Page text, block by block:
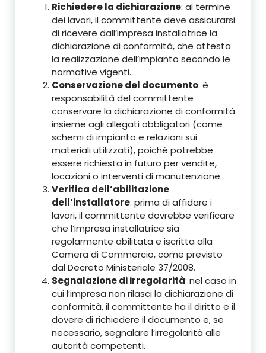
Richiedere la dichiarazione: al termine
dei lavori, il committente deve assicurarsi
di ricevere dall’impresa installatrice la
dichiarazione di conformità, che attesta
la realizzazione dell’impianto secondo le
normative vigenti.
Conservazione del documento: è
responsabilità del committente
conservare la dichiarazione di conformità
insieme agli allegati obbligatori (come
schemi di impianto e relazioni sui
materiali utilizzati), poiché potrebbe
essere richiesta in futuro per vendite,
locazioni o interventi di manutenzione.
Verifica dell’abilitazione
dell’installatore: prima di affidare i
lavori, il committente dovrebbe verificare
che l’impresa installatrice sia
regolarmente abilitata e iscritta alla
Camera di Commercio, come previsto
dal Decreto Ministeriale 37/2008.
Segnalazione di irregolarità: nel caso in
cui l’impresa non rilasci la dichiarazione di
conformità, il committente ha il diritto e il
dovere di richiedere il documento e, se
necessario, segnalare l’irregolarità alle
autorità competenti.